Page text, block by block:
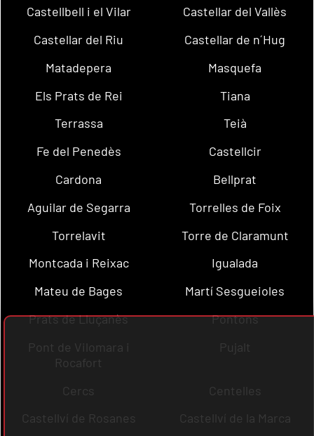
Castellbell i el Vilar
Castellar del Vallès
Castellar del Riu
Castellar de n´Hug
Matadepera
Masquefa
Els Prats de Rei
Tiana
Terrassa
Teià
Fe del Penedès
Castellcir
Cardona
Bellprat
Aguilar de Segarra
Torrelles de Foix
Torrelavit
Torre de Claramunt
Montcada i Reixac
Igualada
Mateu de Bages
Martí Sesgueioles
Prats de Lluçanès
Pontons
Pont de Vilomara i
Rocafort
Pujalt
Cercs
Centelles
Castellví de Rosanes
Castellví de la Marca